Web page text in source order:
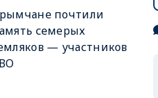
почтили
семерых
— участников